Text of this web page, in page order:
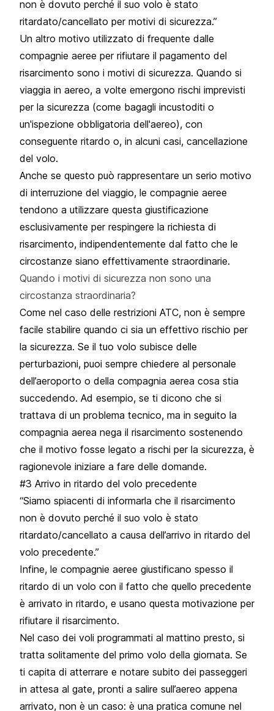
non è dovuto perché il suo volo è stato
ritardato/cancellato per motivi di sicurezza.”
Un altro motivo utilizzato di frequente dalle
compagnie aeree per rifiutare il pagamento del
risarcimento sono i motivi di sicurezza. Quando si
viaggia in aereo, a volte emergono rischi imprevisti
per la sicurezza (come bagagli incustoditi o
un'ispezione obbligatoria dell'aereo), con
conseguente ritardo o, in alcuni casi, cancellazione
del volo.
Anche se questo può rappresentare un serio motivo
di interruzione del viaggio, le compagnie aeree
tendono a utilizzare questa giustificazione
esclusivamente per respingere la richiesta di
risarcimento, indipendentemente dal fatto che le
circostanze siano effettivamente straordinarie.
Quando i motivi di sicurezza non sono una
circostanza straordinaria?
Come nel caso delle restrizioni ATC, non è sempre
facile stabilire quando ci sia un effettivo rischio per
la sicurezza. Se il tuo volo subisce delle
perturbazioni, puoi sempre chiedere al personale
dell’aeroporto o della compagnia aerea cosa stia
succedendo. Ad esempio, se ti dicono che si
trattava di un problema tecnico, ma in seguito la
compagnia aerea nega il risarcimento sostenendo
che il motivo fosse legato a rischi per la sicurezza, è
ragionevole iniziare a fare delle domande.
#3 Arrivo in ritardo del volo precedente
“Siamo spiacenti di informarla che il risarcimento
non è dovuto perché il suo volo è stato
ritardato/cancellato a causa dell’arrivo in ritardo del
volo precedente.”
Infine, le compagnie aeree giustificano spesso il
ritardo di un volo con il fatto che quello precedente
è arrivato in ritardo, e usano questa motivazione per
rifiutare il risarcimento.
Nel caso dei voli programmati al mattino presto, si
tratta solitamente del primo volo della giornata. Se
ti capita di atterrare e notare subito dei passeggeri
in attesa al gate, pronti a salire sull’aereo appena
arrivato, non è un caso: è una pratica comune nel